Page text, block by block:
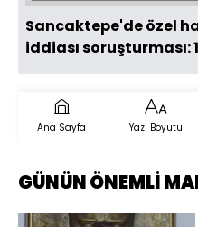
Sancaktepe'de özel
iddiası
Ana Sayfa Yazı Boyutu
GÜNÜN ÖNEMLİ